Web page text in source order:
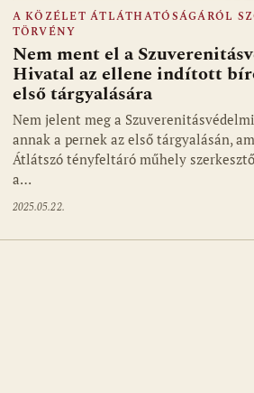
A KÖZÉLET ÁTLÁTHATÓSÁGÁRÓL
TÖRVÉNY
Nem ment el a
Hivatal az ellene indított
első tárgyalására
Nem jelent meg a
annak a pernek az első tárgyalásán,
Átlátszó tényfeltáró műhely
a…
2025.05.22.